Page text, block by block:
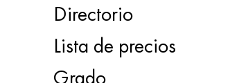
Directorio
Lista de precios
Grado